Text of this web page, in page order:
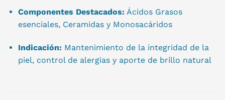
Componentes Destacados: Ácidos Grasos
esenciales, Ceramidas y Monosacáridos
Indicación: Mantenimiento de la integridad de la
piel, control de alergias y aporte de brillo natural